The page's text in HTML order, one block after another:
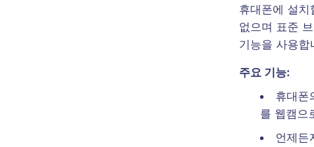
휴대폰에 설치
없으며 표준
기능을 사용합
주요 기능:
휴대폰
를 웹캠으
언제든